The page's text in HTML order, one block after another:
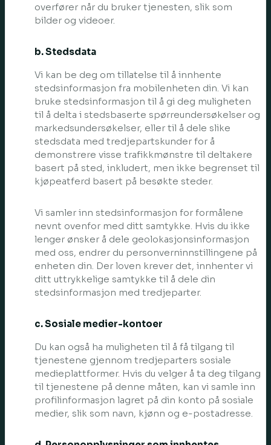
overfører når du bruker tjenesten, slik som
bilder og videoer.
b. Stedsdata
Vi kan be deg om tillatelse til å innhente
stedsinformasjon fra mobilenheten din. Vi kan
bruke stedsinformasjon til å gi deg muligheten
til å delta i stedsbaserte spørreundersøkelser og
markedsundersøkelser, eller til å dele slike
stedsdata med tredjepartskunder for å
demonstrere visse trafikkmønstre til deltakere
basert på sted, inkludert, men ikke begrenset til
kjøpeatferd basert på besøkte steder.
Vi samler inn stedsinformasjon for formålene
nevnt ovenfor med ditt samtykke. Hvis du ikke
lenger ønsker å dele geolokasjonsinformasjon
med oss, endrer du personverninnstillingene på
enheten din. Der loven krever det, innhenter vi
ditt uttrykkelige samtykke til å dele din
stedsinformasjon med tredjeparter.
c. Sosiale medier-kontoer
Du kan også ha muligheten til å få tilgang til
tjenestene gjennom tredjeparters sosiale
medieplattformer. Hvis du velger å ta deg tilgang
til tjenestene på denne måten, kan vi samle inn
profilinformasjon lagret på din konto på sosiale
medier, slik som navn, kjønn og e-postadresse.